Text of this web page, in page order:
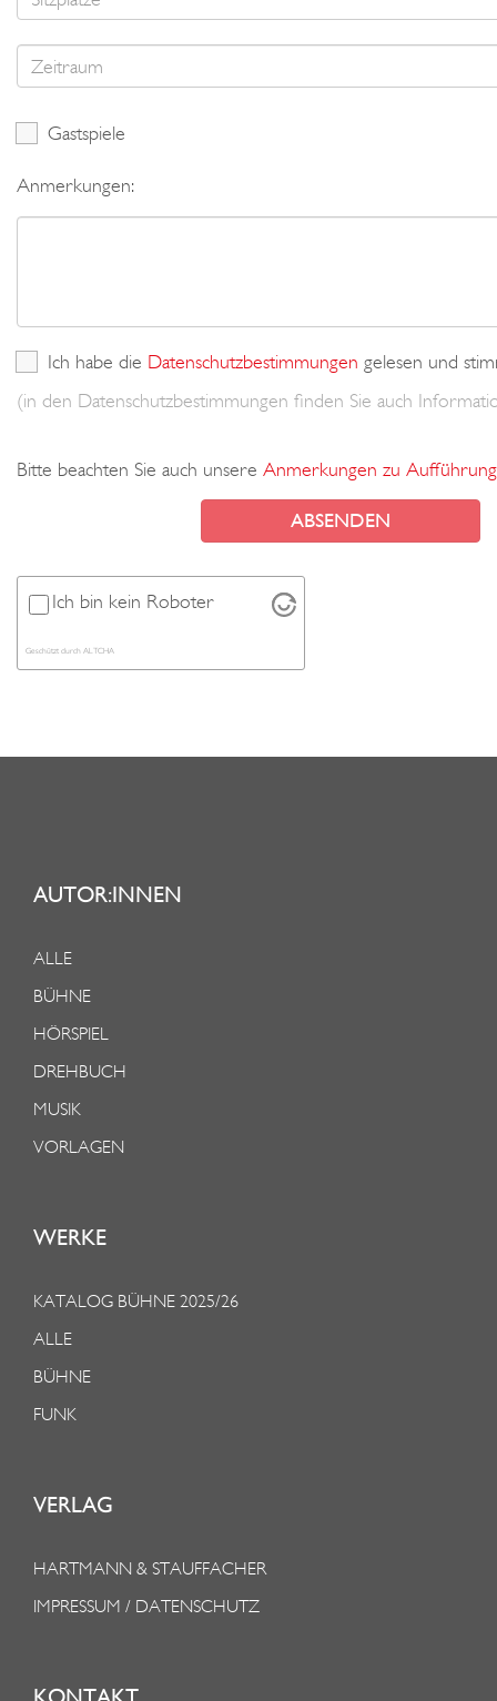
Gastspiele
Anmerkungen:
Ich habe die Datenschutzbestimmungen gelesen und
(in den Datenschutzbestimmungen finden Sie auch
Bitte beachten Sie auch unsere Anmerkungen zu
Ich bin kein Roboter
Geschützt durch ALTCHA
AUTOR:INNEN
ALLE
BÜHNE
HÖRSPIEL
DREHBUCH
MUSIK
VORLAGEN
WERKE
KATALOG BÜHNE 2025/26
ALLE
BÜHNE
FUNK
VERLAG
HARTMANN & STAUFFACHER
IMPRESSUM / DATENSCHUTZ